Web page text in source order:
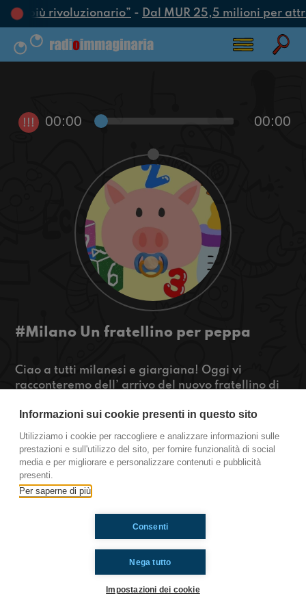
più rivoluzionario”- Dal MUR 25,5 milioni per
!!! 00:00 00:00
#Milano Un fratellino per peppa
Ciao a tutti milanesi e giargiana! Oggi vi
racconteremo dell’ arrivo del nuovo fratellino di
miglior mezzo di trasporto se non ci fosse la
metro!
https://www.radioimmaginaria.it
Milano
Ti è piaciuto? Condividilo!
Informazioni sui cookie presenti in questo sito
Utilizziamo i cookie per raccogliere e analizzare informazioni sulle
prestazioni e sull'utilizzo del sito, per fornire funzionalità di social
media e per migliorare e personalizzare contenuti e pubblicità
presenti.
Per saperne di più
Nega tutto
Consenti
Impostazioni dei cookie